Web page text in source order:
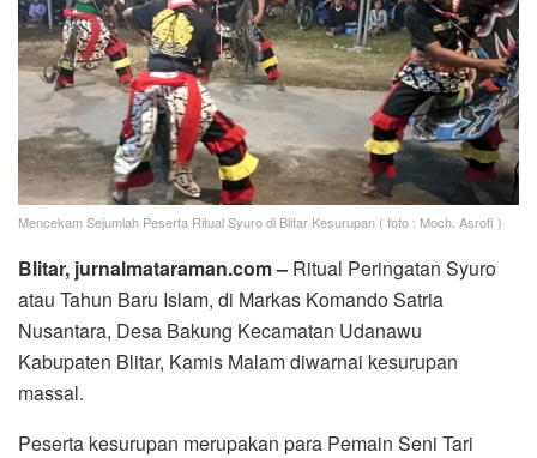
Mencekam Sejumlah Peserta Ritual Syuro di Blitar Kesurupan ( foto : Moch. Asrofi )
Blitar, jurnalmataraman.com – Ritual Peringatan Syuro
atau Tahun Baru Islam, di Markas Komando Satria
Nusantara, Desa Bakung Kecamatan Udanawu
Kabupaten Blitar, Kamis Malam diwarnai kesurupan
massal.
Peserta kesurupan merupakan para Pemain Seni Tari